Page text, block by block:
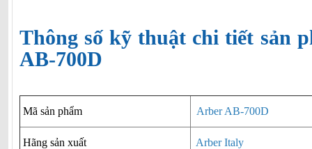
Thông số kỹ thuật chi tiết sản
AB-700D
Mã sản phẩm Arber AB-700D
Hãng sản xuất Arber Italy